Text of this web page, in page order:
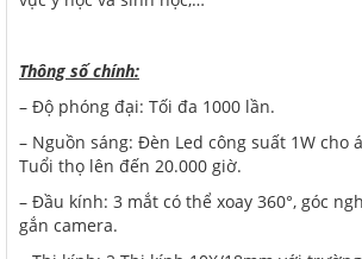
Thông số chính:
– Độ phóng đại: Tối đa 1000 lần.
– Nguồn sáng: Đèn Led công suất 1W cho
Tuổi thọ lên đến 20.000 giờ.
– Đầu kính: 3 mắt có thể xoay 360°, góc
gắn camera.